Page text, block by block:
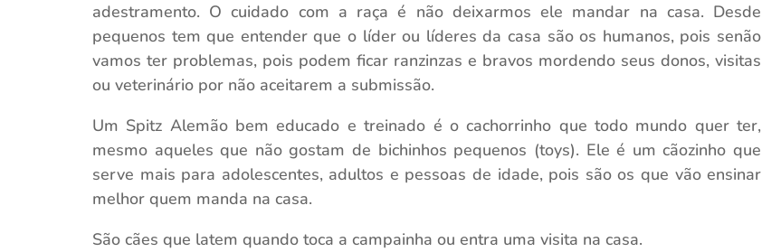
adestramento. O cuidado com a raça é não deixarmos ele mandar na casa. Desde
pequenos tem que entender que o líder ou líderes da casa são os humanos, pois senão
vamos ter problemas, pois podem ficar ranzinzas e bravos mordendo seus donos, visitas
ou veterinário por não aceitarem a submissão.
Um Spitz Alemão bem educado e treinado é o cachorrinho que todo mundo quer ter,
mesmo aqueles que não gostam de bichinhos pequenos (toys). Ele é um cãozinho que
serve mais para adolescentes, adultos e pessoas de idade, pois são os que vão ensinar
melhor quem manda na casa.
São cães que latem quando toca a campainha ou entra uma visita na casa.